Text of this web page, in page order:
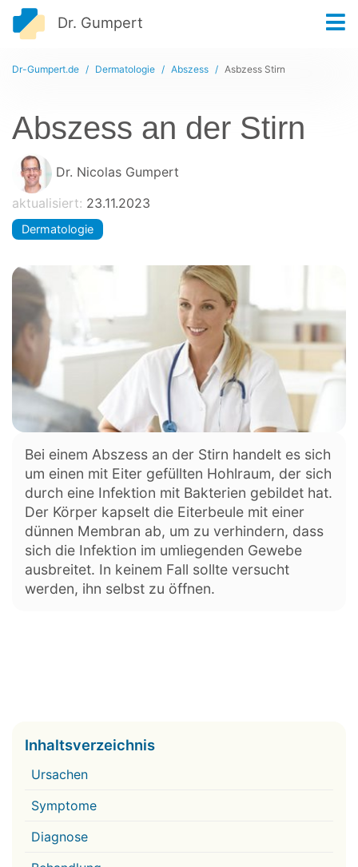
Dr. Gumpert
Dr-Gumpert.de Dermatologie Abszess Asbzess Stirn
Abszess an der Stirn
Dr. Nicolas Gumpert
aktualisiert: 23.11.2023
Dermatologie
Bei einem Abszess an der Stirn handelt es sich
um einen mit Eiter gefüllten Hohlraum, der sich
durch eine Infektion mit Bakterien gebildet hat.
Der Körper kapselt die Eiterbeule mit einer
dünnen Membran ab, um zu verhindern, dass
sich die Infektion im umliegenden Gewebe
ausbreitet. In keinem Fall sollte versucht
werden, ihn selbst zu öffnen.
Inhaltsverzeichnis
Ursachen
Symptome
Diagnose